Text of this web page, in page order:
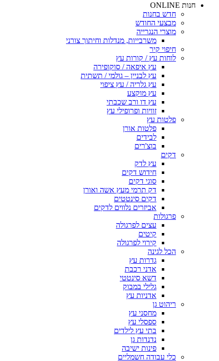
חנות ONLINE
חדש בחנות
מבצעי החודש
מוצרי הנגרייה
משרבייות, מנדלות וחיתוך צורני
חיפוי קיר
לוחות עץ / קורות עץ
עץ איפאה / סוקופירה
עץ לבניין – גולמי / תשתית
עץ גלריה / עץ ציפוי
עץ מוקצע
עץ דו ורב שכבתי
זוויות ופרופילי עץ
פלטות עץ
פלטות אורן
לבידים
בוצ'רים
דקים
עץ לדק
חידוש דקים
סוגי דקים
דק תרמי מעץ אשה ואורן
דקים סינטטים
אביזרים נלווים לדקים
פרגולות
עצים לפרגולה
קיטים
קירוי לפרגולה
הכל לגינה
גדרות עץ
אדני רכבת
דשא סינטטי
גלילי במבוק
אדניות עץ
ריהוט גן
מחסני עץ
ספסלי עץ
בתי עץ לילדים
נדנדות גן
פינות ישיבה
כלי עבודה חשמליים